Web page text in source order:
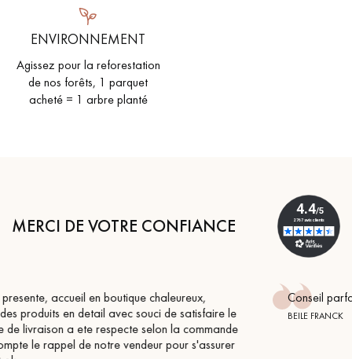
ENVIRONNEMENT
Agissez pour la reforestation
de nos forêts, 1 parquet
acheté = 1 arbre planté
MERCI DE VOTRE CONFIANCE
Conseil parfait, échanges fluides. Je recommande
BEILE FRANCK